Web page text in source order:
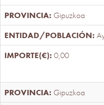
Gipuzkoa
0,00
Gipuzkoa